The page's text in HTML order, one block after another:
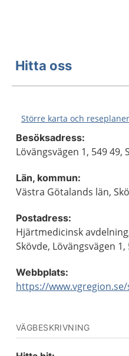
Hitta oss
Större karta och
Besöksadress:
Lövängsvägen 1, 549 49,
Län, kommun:
Västra Götalands län,
Postadress:
Hjärtmedicinsk
Skövde, Lövängsvägen 1,
Webbplats:
https://
VÄGBESKRIVNING